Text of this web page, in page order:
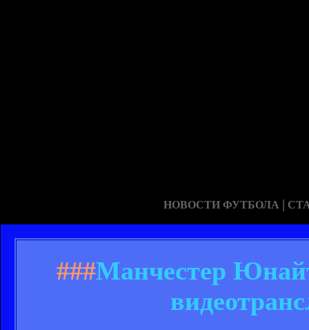
НОВОСТИ ФУТБОЛА |
###Манчестер